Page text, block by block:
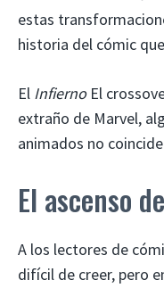
estas
historia del cómic
El InfiernoEl
extraño de Marvel,
animados no
El ascenso
A los lectores de
difícil de creer, pero